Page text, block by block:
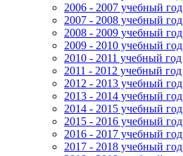
2006 - 2007 учебный год
2007 - 2008 учебный год
2008 - 2009 учебный год
2009 - 2010 учебный год
2010 - 2011 учебный год
2011 - 2012 учебный год
2012 - 2013 учебный год
2013 - 2014 учебный год
2014 - 2015 учебный год
2015 - 2016 учебный год
2016 - 2017 учебный год
2017 - 2018 учебный год